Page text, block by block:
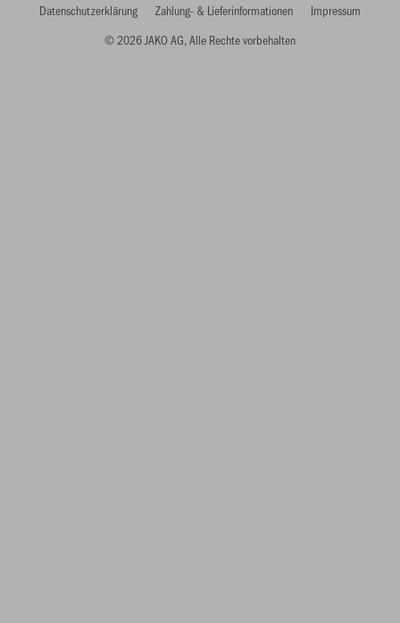
© 2026 JAKO AG, Alle Rechte vorbehalten
Datenschutzerklärung
Zahlung- & Lieferinformationen Impressum